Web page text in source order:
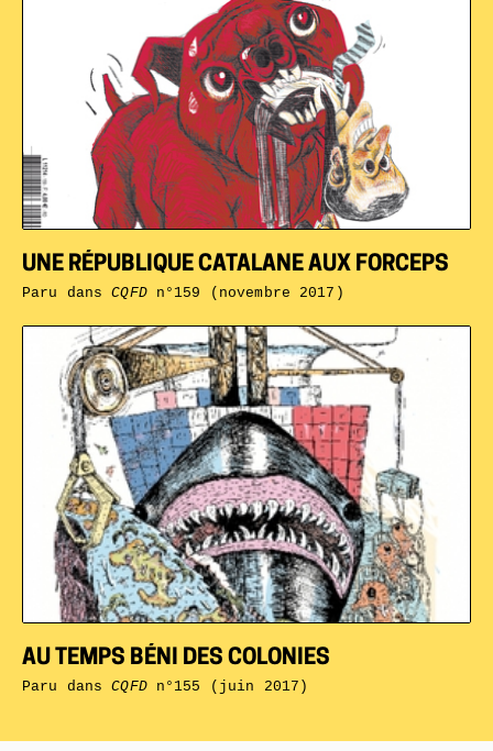
AU TEMPS BÉNI DES COLONIES
Paru dansCQFDn°155 (juin 2017)
UNE RÉPUBLIQUE CATALANE AUX FORCEPS
Paru dansCQFDn°159 (novembre 2017)